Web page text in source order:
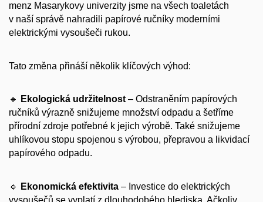
menz Masarykovy univerzity jsme na všech toaletách
v naší správě nahradili papírové ručníky moderními
elektrickými vysoušeči rukou.
Tato změna přináší několik klíčových výhod:
🔹 Ekologická udržitelnost – Odstraněním papírových
ručníků výrazně snižujeme množství odpadu a šetříme
přírodní zdroje potřebné k jejich výrobě. Také snižujeme
uhlíkovou stopu spojenou s výrobou, přepravou a likvidací
papírového odpadu.
🔹 Ekonomická efektivita – Investice do elektrických
vysoušečů se vyplatí z dlouhodobého hlediska. Ačkoliv